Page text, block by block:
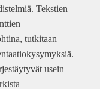
Tekstien
tutkitaan
usein